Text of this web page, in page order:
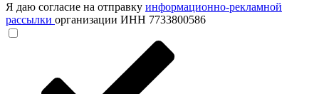
Я даю согласие на отправку информационно-рекламной
рассылки организации ИНН 7733800586